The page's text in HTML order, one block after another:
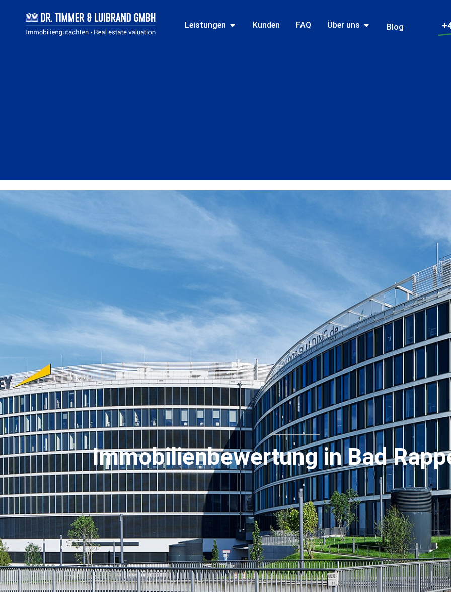
Leistungen Kunden FAQ Über uns Blog
Immobilienbewertung in Bad